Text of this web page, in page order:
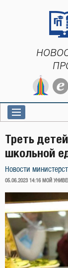
Треть
школьной
Новости
ОПУБЛИКОВАНО
05.06.2023 14:16 МОЙ